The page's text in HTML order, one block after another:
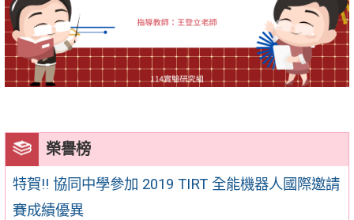
榮譽榜
特賀!! 協同中學參加 2019 TIRT 全能機器人國際邀請
賽成績優異